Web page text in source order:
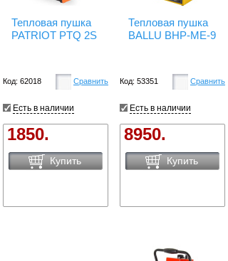
Тепловая пушка
PATRIOT PTQ 2S
Код: 62018 Сравнить
Есть в наличии
1850.
Купить
Тепловая пушка
BALLU BHP-ME-9
Код: 53351 Сравнить
Есть в наличии
8950.
Купить